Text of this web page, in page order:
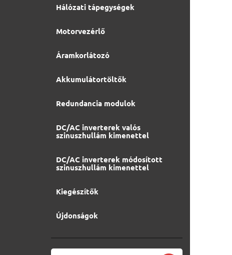
Hálózati tápegységek
Motorvezérlő
Áramkorlátozó
Akkumulátortöltők
Redundancia modulok
DC/AC inverterek valós
szinuszhullám kimenettel
DC/AC inverterek módosított
szinuszhullám kimenettel
Kiegészítők
Újdonságok